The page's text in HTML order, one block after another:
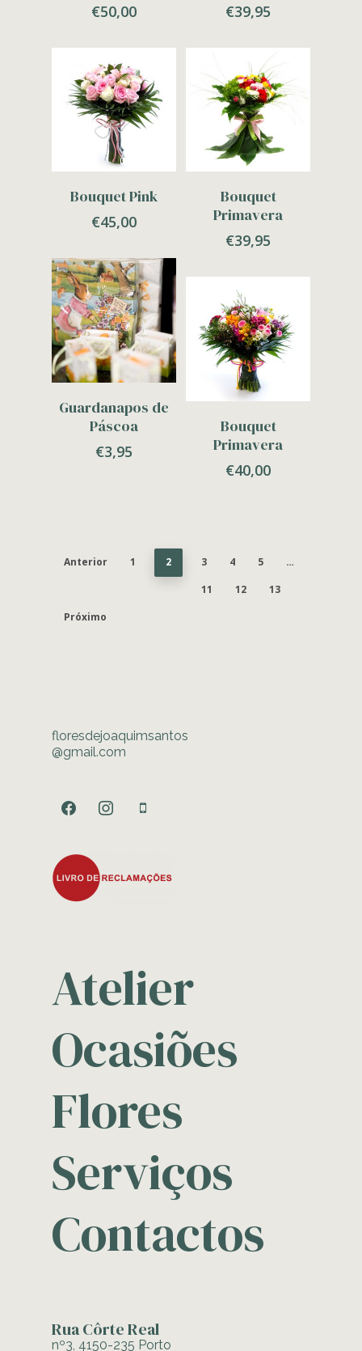
€50,00 €39,95
Bouquet Pink
€45,00
Bouquet
Primavera
€39,95
Guardanapos de
Páscoa
€3,95
Bouquet
Primavera
€40,00
Anterior 1 2 3 4 5
…
11
12
13
Próximo
floresdejoaquimsantos
@gmail.com
facebookinstagrammobile
Atelier
Ocasiões
Flores
Serviços
Contactos
Rua Côrte Real
nº3, 4150-235 Porto